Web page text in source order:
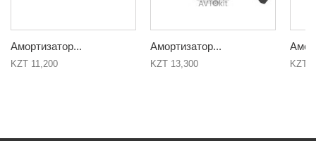
Амортизатор...
KZT 11,200
Амортизатор...
KZT 13,300 KZT